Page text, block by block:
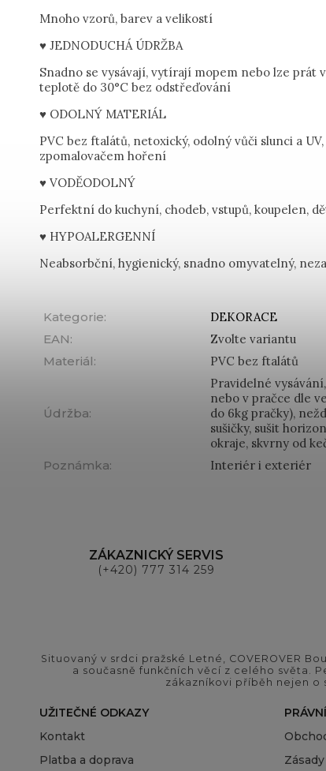
Mnoho vzorů, barev a velikostí
♥ JEDNODUCHÁ ÚDRŽBA
Snadno se vysávají, vytírají mopem nebo lze prát
teplotě do 30°C bez odstřeďování
♥ ODOLNÝ MATERIÁL
PVC bez ftalátů, netoxický, odolný vůči slunci a
zpomalovačem hoření
♥ VODĚODOLNÝ
Perfektní do kuchyní, chodeb, vstupů, koupelen,
♥ HYPOALERGENNÍ
Neabsorbční, hygienický, snadno omyvatelný,
Kategorie:
DEKORACE
EAN:
Zvolte variantu
Materiál: PVC bez ftalátů
Údržba:
Pravidelné
nebo v pračce dle
do 6kg pračky),
sušičky, sušit
okraje, skvrny od
Poznámka: Interiér i exteriér
ZÁKAZNICKÝ SERVIS
(+420) 777 314 259
Situovaný v srdci pražské Letné, COVEROVER
a současně funkčních věcí z celého světa.
zákazníkovi příběh nejen o
UŽITEČNÉ ODKAZY
Kontakt
Platba a doprava